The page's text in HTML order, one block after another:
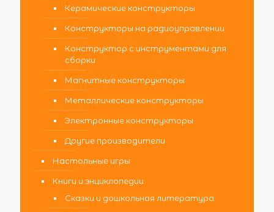
Керамические конструкторы
Конструкторы на радиоуправлении
Конструктор с инструментами для
сборки
Магнитные конструкторы
Металлические конструкторы
Электронные конструкторы
Другие производители
Настольные игры
Книги и энциклопедии
Сказки и дошкольная литература